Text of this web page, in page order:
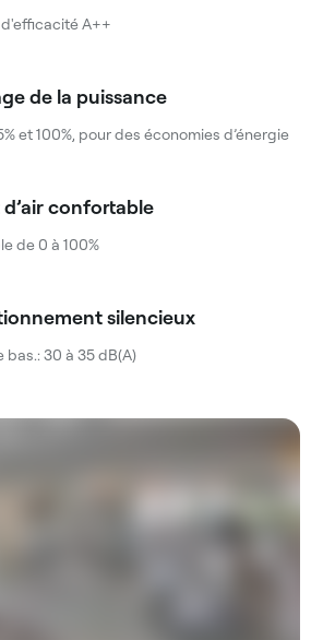
A++
de la puissance
et 100%, pour des économies d’énergie
confortable
de 0 à 100%
silencieux
bas.: 30 à 35 dB(A)